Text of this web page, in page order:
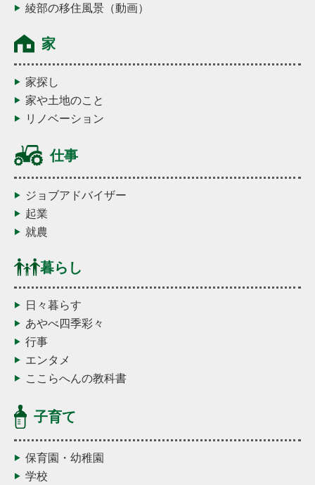
綾部の移住風景（動画）
家
家探し
家や土地のこと
リノベーション
仕事
ジョブアドバイザー
起業
就農
暮らし
日々暮らす
あやべ四季彩々
行事
エンタメ
ここらへんの教科書
子育て
保育園・幼稚園
学校